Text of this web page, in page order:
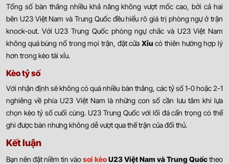
Tổng số bàn thắng nhiều khả năng không vượt mốc cao, bởi cả hai
bên U23 Việt Nam và Trung Quốc đều hiểu rõ giá trị phòng ngự ở trận
knock-out. Với U23 Trung Quốc phòng ngự chắc và U23 Việt Nam
không quá bùng nổ trong mọi trận, đặt cửa Xỉu có thiên hướng hợp lý
hơn trong kèo tài xỉu.
Kèo tỷ số
Với nhận định sẽ không có quá nhiều bàn thắng, các tỷ số 1-0 hoặc 2-1
nghiêng về phía U23 Việt Nam là những con số cần lưu tâm khi lựa
chọn kèo tỷ số cuối cùng. U23 Trung Quốc với lối đá cẩn trọng có thể
ghi được bàn nhưng không dễ vượt qua thế trận của đối thủ.
Kết luận
Bạn nên đặt niềm tin vàosoi kèoU23 Việt Nam và Trung Quốctheo